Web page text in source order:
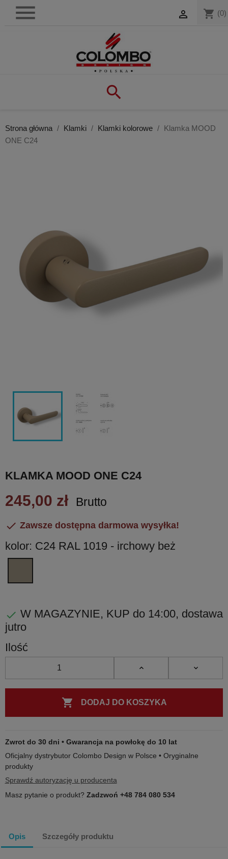
shopping_cart (0)



Strona główna Klamki Klamki kolorowe
Klamka MOOD
ONE C24
KLAMKA MOOD ONE C24
245,00 zł Brutto
 Zawsze dostępna darmowa wysyłka!
kolor: C24 RAL 1019 - irchowy beż
irchowy
 W MAGAZYNIE, KUP do 14:00, dostawa
jutro
Ilość
 DODAJ DO KOSZYKA
Zwrot do 30 dni • Gwarancja na powłokę do 10 lat
Oficjalny dystrybutor Colombo Design w Polsce • Oryginalne
produkty
Sprawdź autoryzację u producenta
Masz pytanie o produkt? Zadzwoń +48 784 080 534
Opis Szczegóły produktu